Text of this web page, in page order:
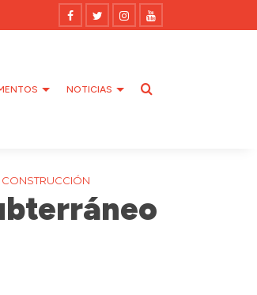
NOTICIAS